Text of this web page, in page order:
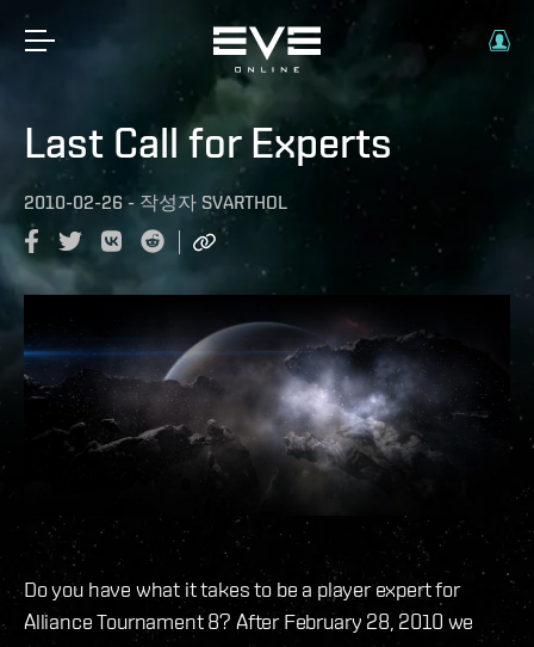
Last Call for Experts
2010-02-26 - 작성자 SVARTHOL
Do you have what it takes to be a player expert for
Alliance Tournament 8? After February 28, 2010 we